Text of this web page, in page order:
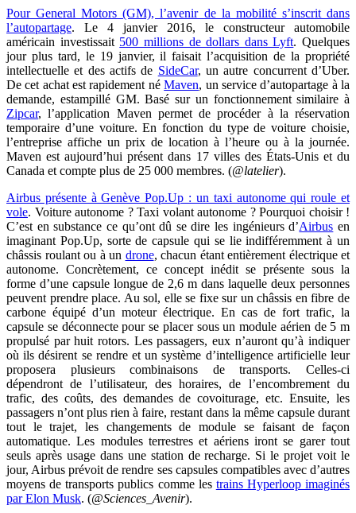
Pour General Motors (GM), l’avenir de la mobilité s’inscrit dans
l’autopartage. Le 4 janvier 2016, le constructeur automobile
américain investissait 500 millions de dollars dans Lyft. Quelques
jour plus tard, le 19 janvier, il faisait l’acquisition de la propriété
intellectuelle et des actifs de SideCar, un autre concurrent d’Uber.
De cet achat est rapidement néMaven, un service d’autopartage à la
demande, estampillé GM. Basé sur un fonctionnement similaire à
Zipcar, l’application Maven permet de procéder à la réservation
temporaire d’une voiture. En fonction du type de voiture choisie,
l’entreprise affiche un prix de location à l’heure ou à la journée.
Maven est aujourd’hui présent dans 17 villes des États-Unis et du
Canada et compte plus de 25 000 membres. (@latelier).
Airbus présente à Genève Pop.Up : un taxi autonome qui roule et
vole. Voiture autonome ? Taxi volant autonome ? Pourquoi choisir !
C’est en substance ce qu’ont dû se dire les ingénieurs d’Airbus en
imaginant Pop.Up, sorte de capsule qui se lie indifféremment à un
châssis roulant ou à un drone, chacun étant entièrement électrique et
autonome. Concrètement, ce concept inédit se présente sous la
forme d’une capsule longue de 2,6 m dans laquelle deux personnes
peuvent prendre place. Au sol, elle se fixe sur un châssis en fibre de
carbone équipé d’un moteur électrique. En cas de fort trafic, la
capsule se déconnecte pour se placer sous un module aérien de 5 m
propulsé par huit rotors. Les passagers, eux n’auront qu’à indiquer
où ils désirent se rendre et un système d’intelligence artificielle leur
proposera plusieurs combinaisons de transports. Celles-ci
dépendront de l’utilisateur, des horaires, de l’encombrement du
trafic, des coûts, des demandes de covoiturage, etc. Ensuite, les
passagers n’ont plus rien à faire, restant dans la même capsule durant
tout le trajet, les changements de module se faisant de façon
automatique. Les modules terrestres et aériens iront se garer tout
seuls après usage dans une station de recharge. Si le projet voit le
jour, Airbus prévoit de rendre ses capsules compatibles avec d’autres
moyens de transports publics comme les trains Hyperloop imaginés
par Elon Musk. (@Sciences_Avenir).